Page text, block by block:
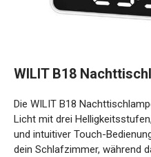
WILIT B18
Die WILIT B18
Licht mit drei
und intuitiver Touch-
dein Schlafzimmer, während